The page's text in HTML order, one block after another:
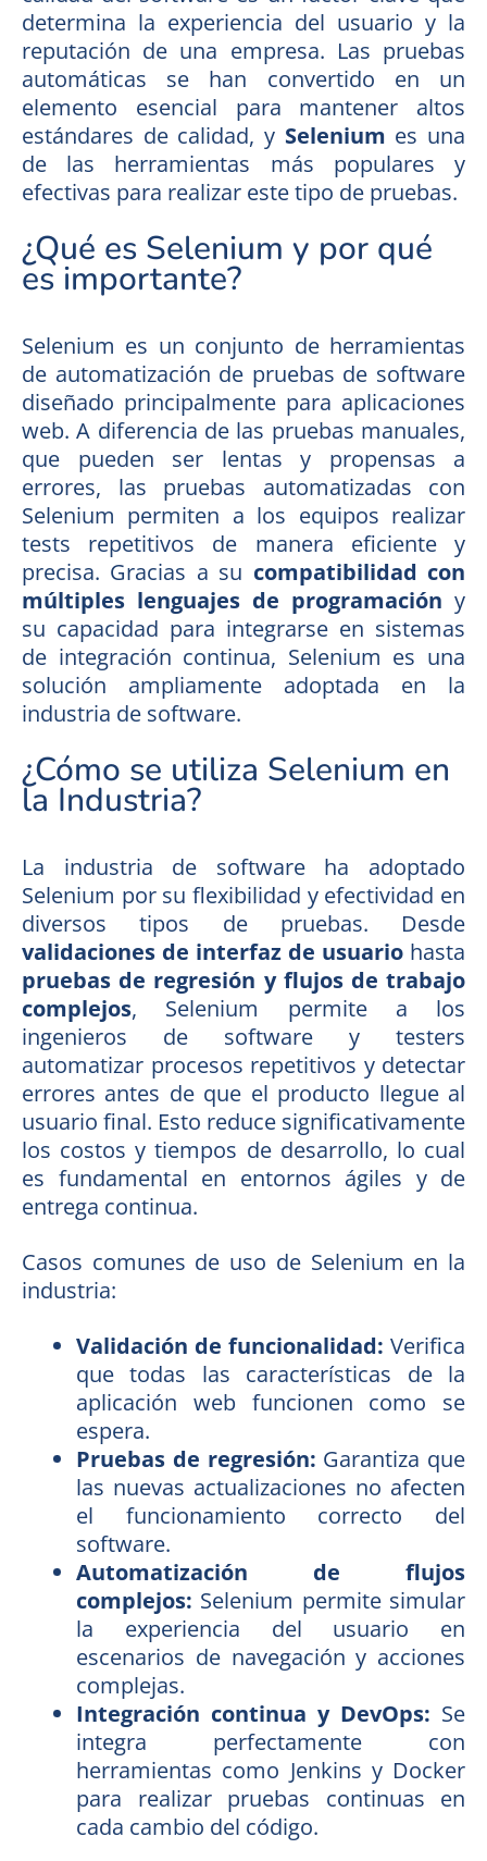
determina la experiencia del usuario y la
reputación de una empresa. Las pruebas
automáticas se han convertido en un
elemento esencial para mantener altos
estándares de calidad, y Selenium es una
de las herramientas más populares y
efectivas para realizar este tipo de pruebas.
¿Qué es Selenium y por qué
es importante?
Selenium es un conjunto de herramientas
de automatización de pruebas de software
diseñado principalmente para aplicaciones
web. A diferencia de las pruebas manuales,
que pueden ser lentas y propensas a
errores, las pruebas automatizadas con
Selenium permiten a los equipos realizar
tests repetitivos de manera eficiente y
precisa. Gracias a su compatibilidad con
múltiples lenguajes de programación y
su capacidad para integrarse en sistemas
de integración continua, Selenium es una
solución ampliamente adoptada en la
industria de software.
¿Cómo se utiliza Selenium en
la Industria?
La industria de software ha adoptado
Selenium por su flexibilidad y efectividad en
diversos tipos de pruebas. Desde
validaciones de interfaz de usuario hasta
pruebas de regresión y flujos de trabajo
complejos, Selenium permite a los
ingenieros de software y testers
automatizar procesos repetitivos y detectar
errores antes de que el producto llegue al
usuario final. Esto reduce significativamente
los costos y tiempos de desarrollo, lo cual
es fundamental en entornos ágiles y de
entrega continua.
Casos comunes de uso de Selenium en la
industria:
Validación de funcionalidad: Verifica
que todas las características de la
aplicación web funcionen como se
espera.
Pruebas de regresión: Garantiza que
las nuevas actualizaciones no afecten
el funcionamiento correcto del
software.
Automatización de flujos
complejos: Selenium permite simular
la experiencia del usuario en
escenarios de navegación y acciones
complejas.
Integración continua y DevOps: Se
integra perfectamente con
herramientas como Jenkins y Docker
para realizar pruebas continuas en
cada cambio del código.